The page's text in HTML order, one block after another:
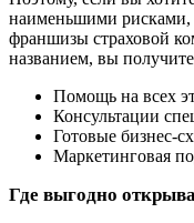
наименьшими рисками,
франшизы страховой
названием, вы
Помощь на всех
Консультации
Готовые бизнес-
Маркетинговая
Где выгодно